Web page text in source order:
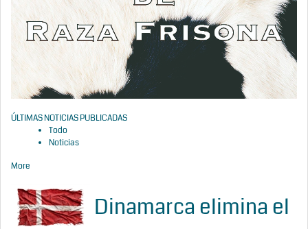
ÚLTIMAS NOTICIAS PUBLICADAS
Todo
Noticias
More
Dinamarca elimina el